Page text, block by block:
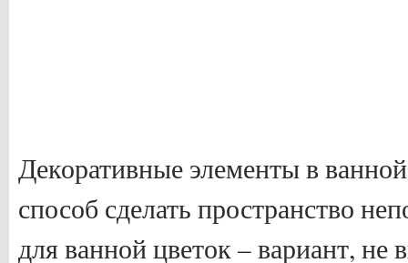
Декоративные элементы в
способ сделать пространство
для ванной цветок – вариант,